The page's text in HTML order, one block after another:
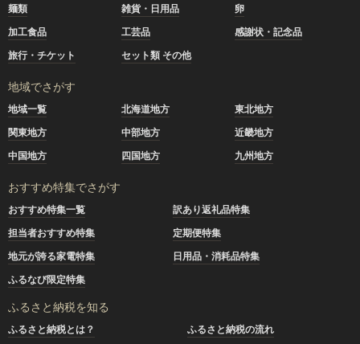
麺類
雑貨・日用品
卵
加工食品
工芸品
感謝状・記念品
旅行・チケット
セット類 その他
地域でさがす
地域一覧 北海道地方
東北地方
関東地方
中部地方
近畿地方
中国地方
四国地方 九州地方
おすすめ特集でさがす
おすすめ特集一覧
訳あり返礼品特集
担当者おすすめ特集
定期便特集
地元が誇る家電特集
日用品・消耗品特集
ふるなび限定特集
ふるさと納税を知る
ふるさと納税とは？
ふるさと納税の流れ